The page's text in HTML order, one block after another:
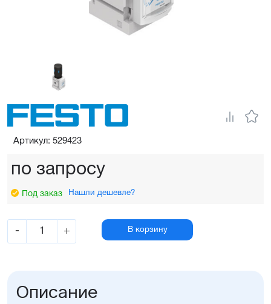
по запросу
Под заказ Нашли дешевле?
- + В корзину
Артикул: 529423
Описание